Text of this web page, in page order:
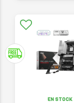
EN STOCK